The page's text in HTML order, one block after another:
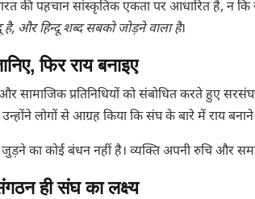
की पहचान सांस्कृतिक एकता पर आधारित है, न कि
है, और हिन्दू शब्द सबको जोड़ने वाला है।
फिर राय बनाइए
और सामाजिक प्रतिनिधियों को संबोधित करते
उन्होंने लोगों से आग्रह किया कि संघ के बारे में राय
का कोई बंधन नहीं है। व्यक्ति अपनी रुचि और
ही संघ का लक्ष्य